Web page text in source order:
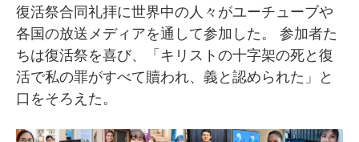
復活祭合同礼拝に世界中の人々がユーチューブや
各国の放送メディアを通して参加した。 参加者た
ちは復活祭を喜び、「キリストの十字架の死と復
活で私の罪がすべて贖われ、義と認められた」と
口をそろえた。